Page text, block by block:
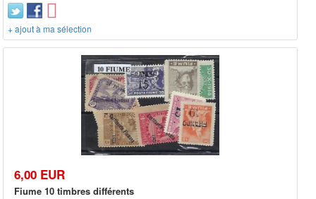
+ ajout à ma sélection
6,00 EUR
Fiume 10 timbres différents